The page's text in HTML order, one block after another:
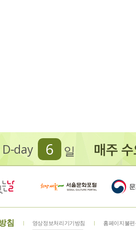
D-day 6 일
침 영상정보처리기기방침 홈페이지불